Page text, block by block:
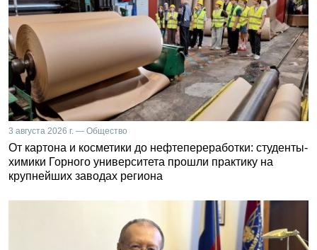
3 августа 2026 г. — Общество
От картона и косметики до нефтепереработки: студенты-
химики Горного университета прошли практику на
крупнейших заводах региона